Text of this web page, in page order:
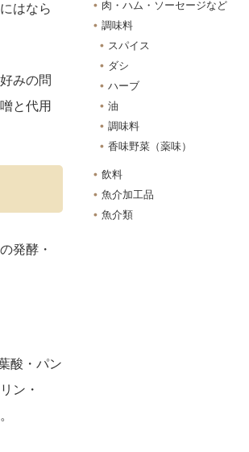
はなら
みの問
と代用
発酵・
酸・パン
ン・
肉・ハム・ソーセージなど
調味料
スパイス
ダシ
ハーブ
油
調味料
香味野菜（薬味）
飲料
魚介加工品
魚介類